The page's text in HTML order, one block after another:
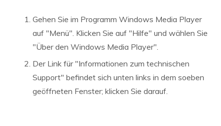
Gehen Sie im Programm Windows Media Player
auf "Menü". Klicken Sie auf "Hilfe" und wählen Sie
"Über den Windows Media Player".
Der Link für "Informationen zum technischen
Support" befindet sich unten links in dem soeben
geöffneten Fenster; klicken Sie darauf.